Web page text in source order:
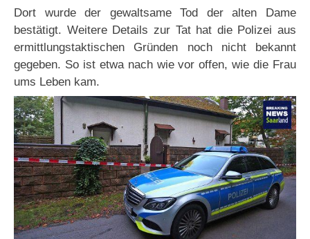
Dort wurde der gewaltsame Tod der alten Dame
bestätigt. Weitere Details zur Tat hat die Polizei aus
ermittlungstaktischen Gründen noch nicht bekannt
gegeben. So ist etwa nach wie vor offen, wie die Frau
ums Leben kam.